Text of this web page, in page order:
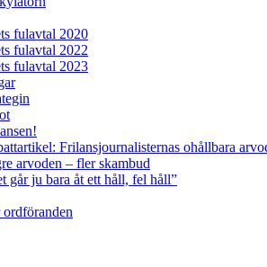
fulavtal 2020
fulavtal 2022
fulavtal 2023
Frilansjournalisternas ohållbara
arvoden – fler skambud
går ju bara åt ett håll, fel håll”